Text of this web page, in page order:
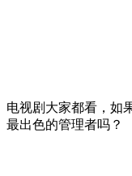
电视剧大家都看，如
最出色的管理者吗？